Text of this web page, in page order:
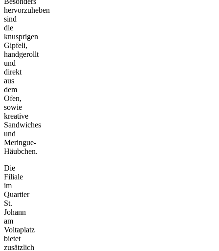
hervorzuheben
sind
die
knusprigen
Gipfeli,
handgerollt
und
direkt
aus
dem
Ofen,
sowie
kreative
Sandwiches
und
Meringue-
Häubchen.
Die
Filiale
im
Quartier
St.
Johann
am
Voltaplatz
bietet
zusätzlich